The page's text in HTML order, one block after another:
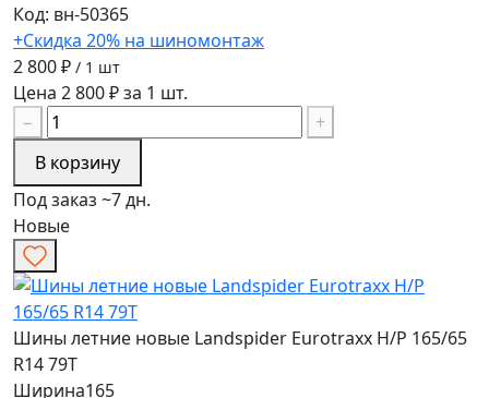
Код: вн-50365
+Скидка 20% на шиномонтаж
2 800 ₽ / 1 шт
Цена 2 800 ₽ за 1 шт.
−
+
В корзину
Под заказ ~7 дн.
Новые
Шины летние новые Landspider Eurotraxx H/P 165/65
R14 79T
Ширина165